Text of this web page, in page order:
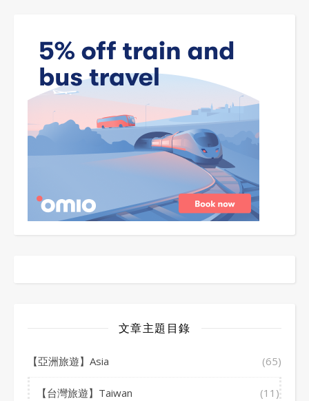
文章主題目錄
【亞洲旅遊】Asia (65)
【台灣旅遊】Taiwan (11)